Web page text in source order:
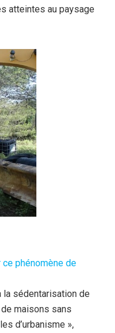
atteintes au paysage
phénomène de
la sédentarisation de
maisons sans
d’urbanisme »,